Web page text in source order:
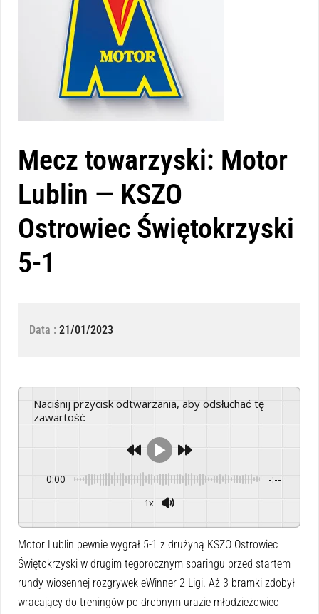
Mecz towarzyski: Motor
Lublin — KSZO
Ostrowiec Świętokrzyski
5-1
Data : 21/01/2023
Naciśnij przycisk odtwarzania, aby odsłuchać tę
zawartość
0:00 -:--
1x
Motor Lublin pewnie wygrał 5-1 z drużyną KSZO Ostrowiec
Świętokrzyski w drugim tegorocznym sparingu przed startem
rundy wiosennej rozgrywek eWinner 2 Ligi. Aż 3 bramki zdobył
wracający do treningów po drobnym urazie młodzieżowiec